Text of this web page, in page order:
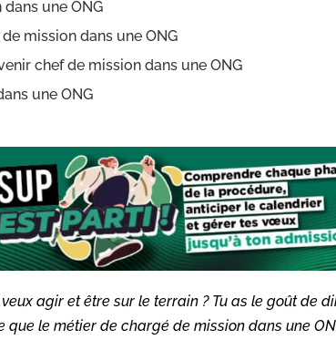
dans une ONG
mission dans une ONG
chef de mission dans une ONG
une ONG
agir et être sur le terrain ? Tu as le goût de
que le métier de chargé de mission dans une